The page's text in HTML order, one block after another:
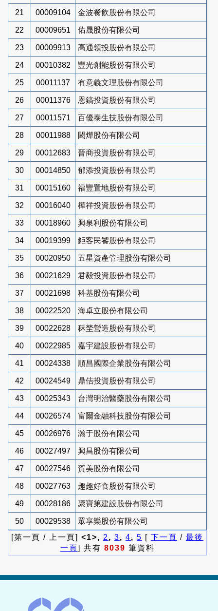
21 00009104 金波餐飲股份有限公司
22 00009651 佑晟股份有限公司
23 00009913 高通領投股份有限公司
24 00010382 豐光創能股份有限公司
25 00011137 有意義文理股份有限公司
26 00011376 恩鎬投資股份有限公司
27 00011571 百優泰生技股份有限公司
28 00011988 閎燁股份有限公司
29 00012683 晉商投資股份有限公司
30 00014850 郁添投資股份有限公司
31 00015160 福豐置地股份有限公司
32 00016040 樺祥投資股份有限公司
33 00018960 興泉利股份有限公司
34 00019399 鉅客民饕股份有限公司
35 00020950 五星資產管理股份有限公司
36 00021629 君毅投資股份有限公司
37 00021698 科基股份有限公司
38 00022520 海卓立股份有限公司
39 00022628 秝埜營造股份有限公司
40 00022985 嘉宇建設股份有限公司
41 00024338 順昌國際企業股份有限公司
42 00024549 鼎佶投資股份有限公司
43 00025343 台灣明治醫藥股份有限公司
44 00026574 富爾金融科技股份有限公司
45 00026976 瀚于股份有限公司
46 00027497 興昌股份有限公司
47 00027546 賀美股份有限公司
48 00027763 趣趣好食股份有限公司
49 00028186 聚寶第建設股份有限公司
50 00029538
眾享樂股份有限公司
[第一頁 / 上一頁] <1>, 2 , 3, 4, 5 [ 下一頁 / 最後
一頁] 共有 8039 筆資料